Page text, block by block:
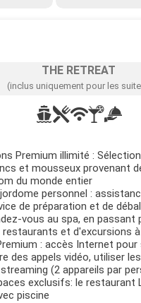
THE RETREAT
(inclus uniquement pour les
Premium illimité :
et mousseux provenant
du monde entier
personnel :
de préparation et de
vous au spa, en passant
et d'excursions
: accès Internet
des appels vidéo, utiliser
(2 appareils par
exclusifs: le restaurant
piscine